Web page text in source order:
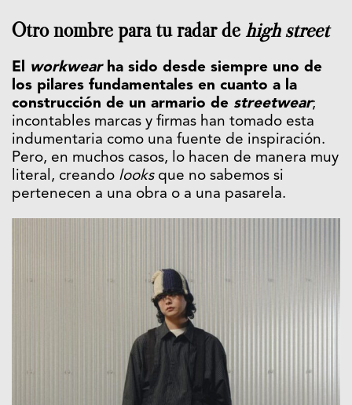
Otro nombre para tu radar de high street
El workwearha sido desde siempre uno de
los pilares fundamentales en cuanto a la
construcción de un armario de streetwear;
incontables marcas y firmas han tomado esta
indumentaria como una fuente de inspiración.
Pero, en muchos casos, lo hacen de manera muy
literal, creando looksque no sabemos si
pertenecen a una obra o a una pasarela.